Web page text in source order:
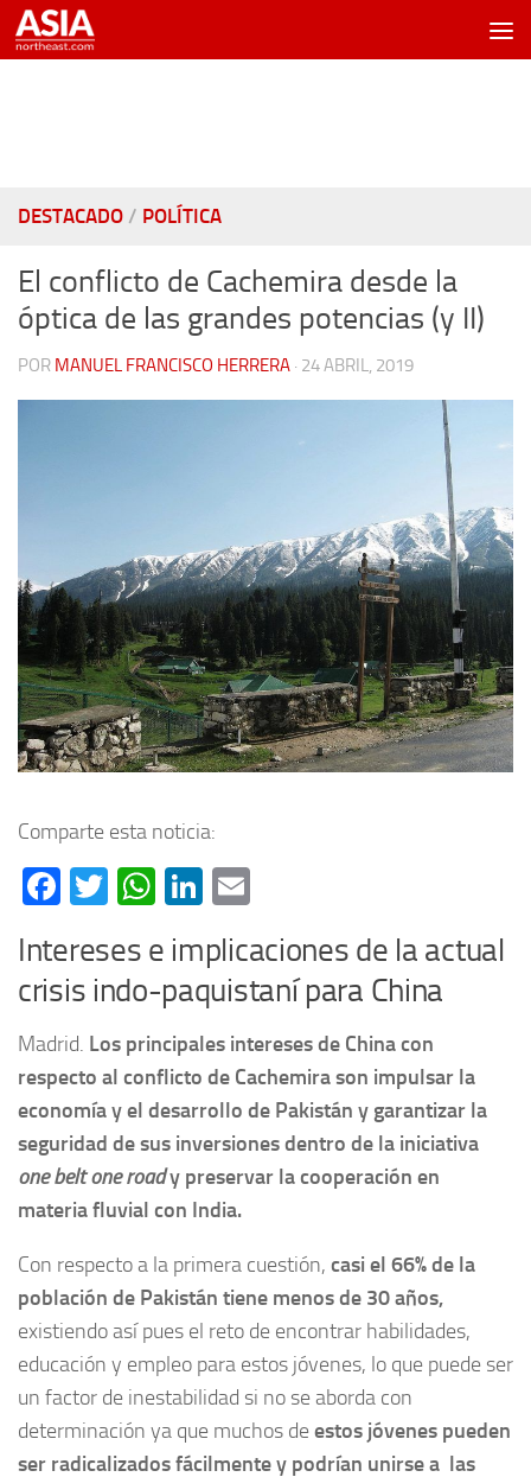
Saltar al contenido
DESTACADO / POLÍTICA
El conflicto de Cachemira desde la
óptica de las grandes potencias (y II)
POR MANUEL FRANCISCO HERRERA · 24 ABRIL, 2019
Comparte esta noticia:
Facebook
Twitter
WhatsApp
LinkedIn
Intereses e implicaciones de la actual
crisis indo-paquistaní para China
Madrid. Los principales intereses de China con
respecto al conflicto de Cachemira son impulsar la
economía y el desarrollo de Pakistán y garantizar la
seguridad de sus inversiones dentro de la iniciativa
one belt one roady preservar la cooperación en
materia fluvial con India.
Con respecto a la primera cuestión, casi el 66% de la
población de Pakistán tiene menos de 30 años,
existiendo así pues el reto de encontrar habilidades,
educación y empleo para estos jóvenes, lo que puede ser
un factor de inestabilidad si no se aborda con
determinación ya que muchos deestos jóvenes pueden
ser radicalizados fácilmente y podrían unirse a las